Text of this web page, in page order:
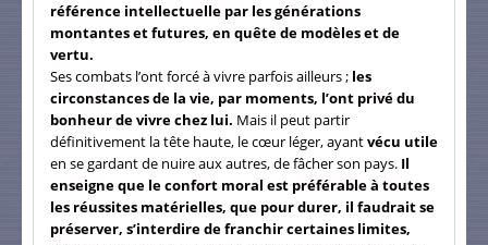
référence intellectuelle par les générations
montantes et futures, en quête de modèles et de
vertu.
Ses combats l’ont forcé à vivre parfois ailleurs ; les
circonstances de la vie, par moments, l’ont privé du
bonheur de vivre chez lui. Mais il peut partir
définitivement la tête haute, le cœur léger, ayantvécu utile
en se gardant de nuire aux autres, de fâcher son pays. Il
enseigne que le confort moral est préférable à toutes
les réussites matérielles, que pour durer, il faudrait se
préserver, s’interdire de franchir certaines limites,